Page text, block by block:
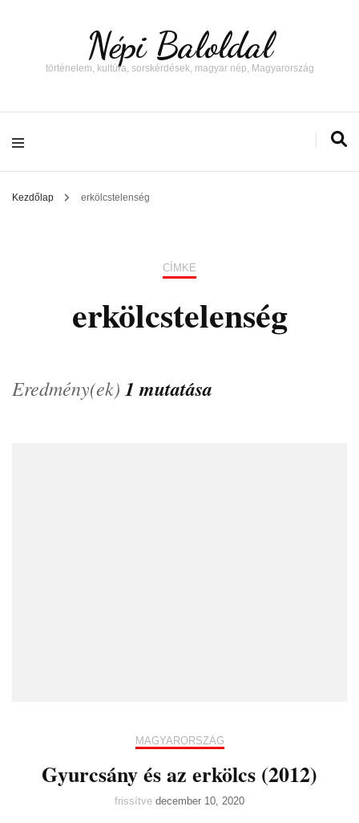
Népi Baloldal
történelem, kultúra, sorskérdések, magyar nép, Magyarország
Kezdőlap erkölcstelenség
CÍMKE
erkölcstelenség
Eredmény(ek) 1 mutatása
MAGYARORSZÁG
Gyurcsány és az erkölcs (2012)
frissítve december 10, 2020